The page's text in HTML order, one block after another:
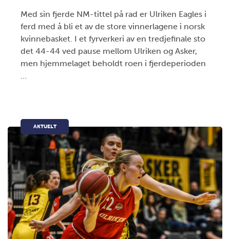
Med sin fjerde NM-tittel på rad er Ulriken Eagles i
ferd med å bli et av de store vinnerlagene i norsk
kvinnebasket. I et fyrverkeri av en tredjefinale sto
det 44-44 ved pause mellom Ulriken og Asker,
men hjemmelaget beholdt roen i fjerdeperioden
...
AKTUELT